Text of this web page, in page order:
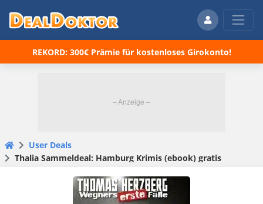
REKORD: 300€ Prämie für kostenloses Girokonto!
User Deals
Thalia Sammeldeal: Hamburg Krimis (ebook) gratis